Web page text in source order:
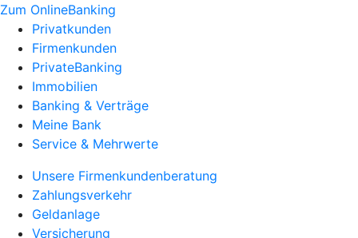
Zum OnlineBanking
Privatkunden
Firmenkunden
PrivateBanking
Immobilien
Banking & Verträge
Meine Bank
Service & Mehrwerte
Unsere Firmenkundenberatung
Zahlungsverkehr
Geldanlage
Versicherung